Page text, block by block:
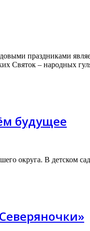
праздниками
Святок – народных
будущее
округа. В